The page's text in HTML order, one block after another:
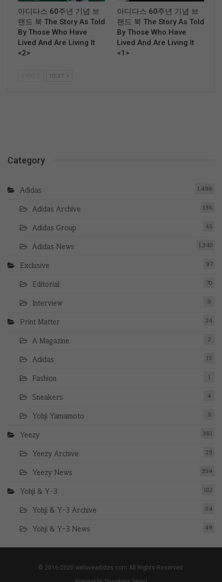
아디다스 60주년 기념 브
랜드 북 The Story As Told
By Those Who Have
Lived And Are Living It
<2>
아디다스 60주년 기념 브
랜드 북 The Story As Told
By Those Who Have
Lived And Are Living It
<1>
NEXT
Category
Adidas 1,496
Adidas Archive 136
Adidas Group 45
Adidas News 1,340
Exclusive 97
Editorial 70
Interview 9
Print Matter 24
A Magazine 2
Adidas 15
Fashion 1
Sneakers 4
Yohji Yamamoto 3
Yeezy 381
Yeezy Archive 29
Yeezy News 354
Yohji & Y-3 102
Yohji & Y-3 Archive 54
Yohji & Y-3 News 49
© 2016-2020 weloveadidas.com All Rights Reserved.